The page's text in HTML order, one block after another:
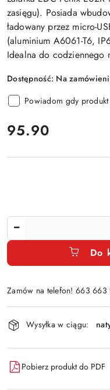
zasięgu). Posiada
ładowany przez micro-
(aluminium A6061-T6,
Idealna do codziennego
Dostępność: Na
Powiadom gdy
cena:
95.90
Do
Zamów na telefon! 663 663
Dostępność
i
dostawa
Wysyłka w ciągu:
Pobierz produkt do PDF